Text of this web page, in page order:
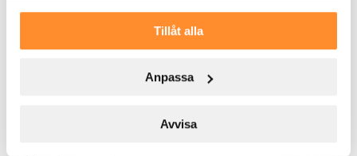
Tillåt alla
Anpassa
Avvisa
partner som tar ansvar och därmed skapar värden för
såväl hyresgäster som för bolaget och dess aktieägare.
med finansiella instrument (1991:980). Informationen